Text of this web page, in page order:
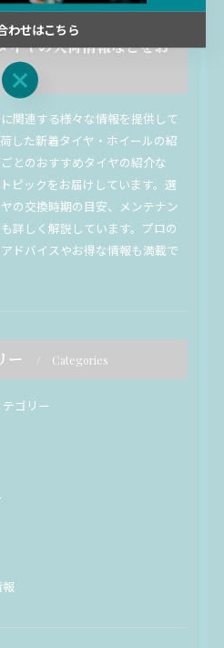
イヤの入荷情報などをお
関連する様々な情報を提供して
した新着タイヤ・ホイールの紹
とのおすすめタイヤの紹介な
ピックをお届けしています。選
の交換時期の目安、メンテナン
詳しく解説しています。プロの
ドバイスやお得な情報も満載で
ー Categories
ゴリー
わせはこちら
わせはこちら